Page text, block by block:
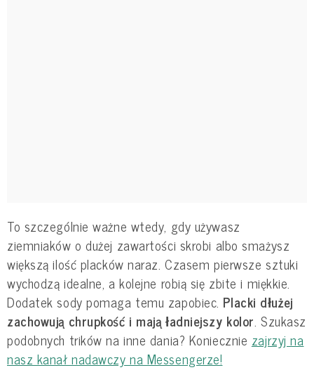
To szczególnie ważne wtedy, gdy używasz
ziemniaków o dużej zawartości skrobi albo smażysz
większą ilość placków naraz. Czasem pierwsze sztuki
wychodzą idealne, a kolejne robią się zbite i miękkie.
Dodatek sody pomaga temu zapobiec. Placki dłużej
zachowują chrupkość i mają ładniejszy kolor. Szukasz
podobnych trików na inne dania? Koniecznie zajrzyj na
nasz kanał nadawczy na Messengerze!